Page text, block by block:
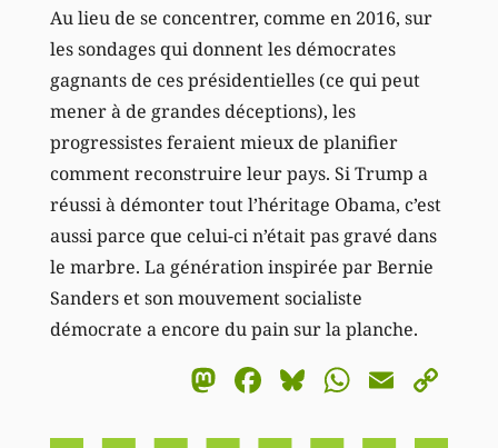
Au lieu de se concentrer, comme en 2016, sur
les sondages qui donnent les démocrates
gagnants de ces présidentielles (ce qui peut
mener à de grandes déceptions), les
progressistes feraient mieux de planifier
comment reconstruire leur pays. Si Trump a
réussi à démonter tout l’héritage Obama, c’est
aussi parce que celui-ci n’était pas gravé dans
le marbre. La génération inspirée par Bernie
Sanders et son mouvement socialiste
démocrate a encore du pain sur la planche.
Mastodon
Facebook
BlueskyEmail